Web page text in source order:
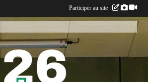
Participer au site :